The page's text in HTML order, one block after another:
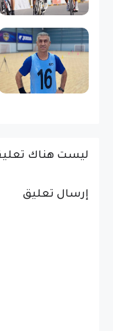
ليست هناك
إرسال تعليق